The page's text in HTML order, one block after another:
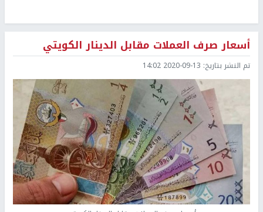
أسعار صرف العملات مقابل الدينار الكويتي
تم النشر بتاريخ: 2020-09-13 14:02